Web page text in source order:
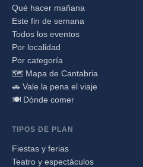
Qué hacer mañana
Este fin de semana
Todos los eventos
Por localidad
Por categoría
🗺️ Mapa de Cantabria
🚗 Vale la pena el viaje
🍽️ Dónde comer
TIPOS DE PLAN
Fiestas y ferias
Teatro y espectáculos